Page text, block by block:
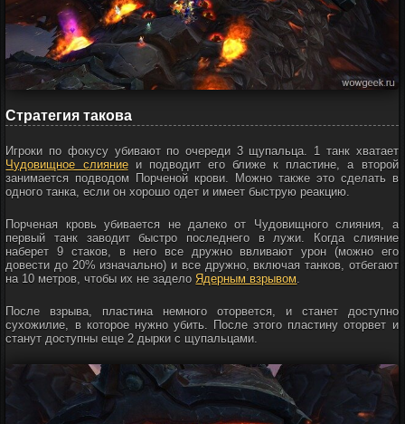
Стратегия такова
Игроки по фокусу убивают по очереди 3 щупальца. 1 танк хватает
Чудовищное слияниеи подводит его ближе к пластине, а второй
занимается подводом Порченой крови. Можно также это сделать в
одного танка, если он хорошо одет и имеет быструю реакцию.
Порченая кровь убивается не далеко от Чудовищного слияния, а
первый танк заводит быстро последнего в лужи. Когда слияние
наберет 9 стаков, в него все дружно ввливают урон (можно его
довести до 20% изначально) и все дружно, включая танков, отбегают
на 10 метров, чтобы их не заделоЯдерным взрывом.
После взрыва, пластина немного оторвется, и станет доступно
сухожилие, в которое нужно убить. После этого пластину оторвет и
станут доступны еще 2 дырки с щупальцами.